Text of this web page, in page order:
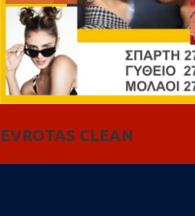
EVROTAS CLEAN